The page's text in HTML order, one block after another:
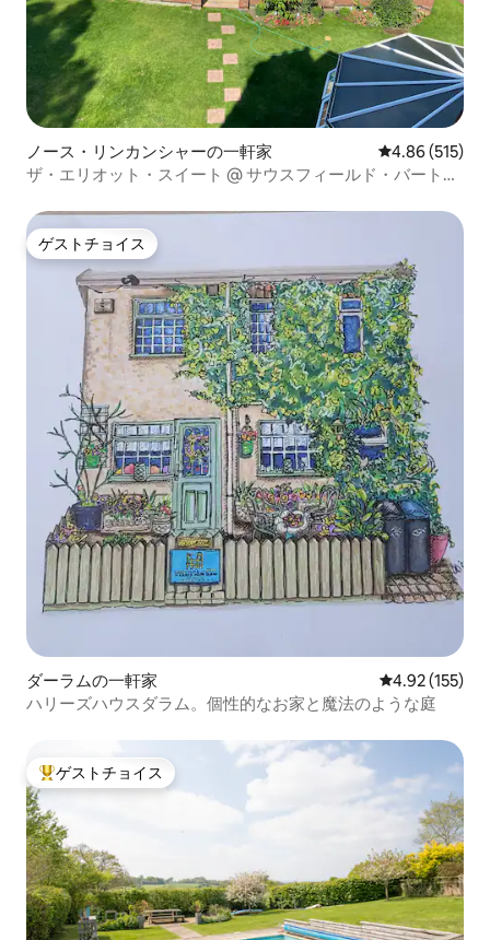
ノース・リンカンシャーの一軒家 レビュー515
4.86 (515)
ザ・エリオット・スイート @ サウスフィールド・バート
ゲストチョイス
ゲストチョイス
ダーラムの一軒家 レビュー155
4.92 (155)
ハリーズハウスダラム。個性的なお家と魔法のような庭
大好評のゲストチョイスです。
ゲストチョイス